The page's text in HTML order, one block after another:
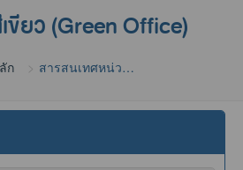
ขียว (Green Office)
ก
สารสนเทศหน่วย